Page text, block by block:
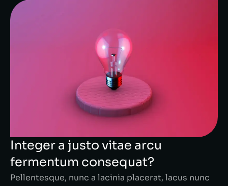
Integer a justo vitae arcu
fermentum consequat?
Pellentesque, nunc a lacinia placerat, lacus nunc